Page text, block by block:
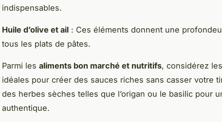
indispensables.
Huile d’olive et ail : Ces éléments donnent une
tous les plats de pâtes.
Parmi les aliments bon marché et nutritifs, considérez
idéales pour créer des sauces riches sans casser votre
des herbes sèches telles que l’origan ou le basilic pour
authentique.